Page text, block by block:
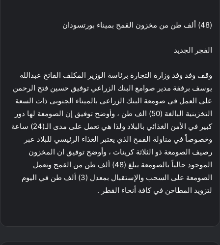
(48) ألف طن من مخزون القمح بميناء بورتسودان
الفجر الجديد
وقف وفد وفد وزارة التجارة برئاسة الوزير المكلف الفاتح عبدالله
يوسف برفقة مدير صوامع البنك الزراعي توفيق حسين فتح الرحمن
على العمل في صومعة البنك الزراعى بالميناء الجنوبى ذات السعة
التخزينية البالغة (50) الف طن ، وأوضح توفيق إن الصومعة لها دور
كبير في الأمن الغذائي بالبلاد ولذا هي تعمل على مدى الـ(24) ساعة
وخصوصاً في مناولة القمح الذي يعتبر الغذاء الرئيسي للبلاد عبر
رصيف الصومعة ذو الثلاثة كرينات ، وأوضح توفيق ان المخزون
الموجود حالياً بالصومعة يبلغ (48) ألف طن من القمح وتعمل
الصومعة على السحب والإستقبال بمعدل (3) ألف طن في اليوم
لتزويد المطاحن في كافة أنحاء القطر .